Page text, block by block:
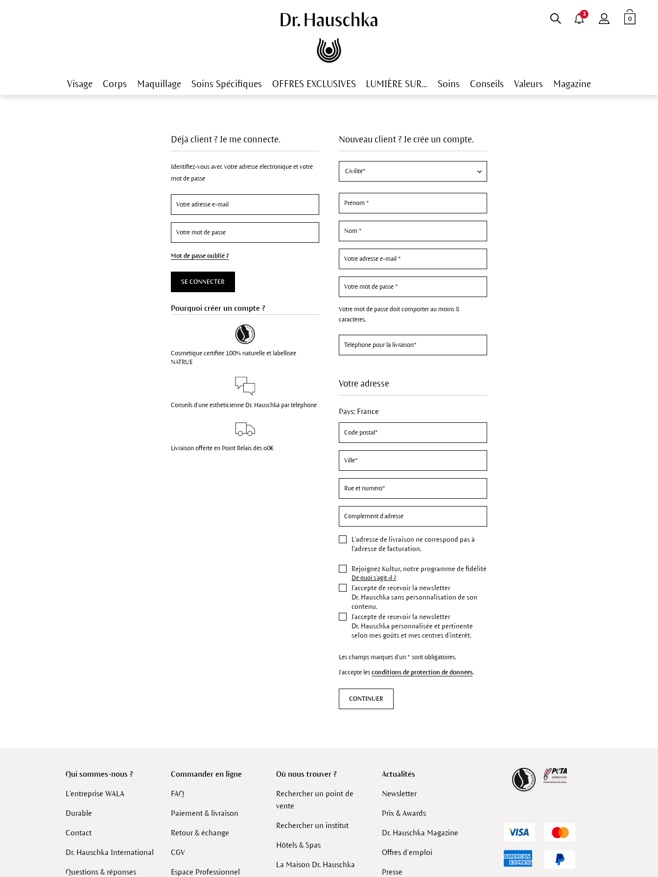
0
3
Visage Corps Maquillage Soins Spécifiques OFFRES EXCLUSIVES LUMIÈRE SUR... Soins Conseils Valeurs Magazine
Nouveau client ? Je crée un compte.
Votre mot de passe doit comporter au moins 8
caractères.
Votre adresse
Pays: France
L'adresse de livraison ne correspond pas à
l'adresse de facturation.
Rejoignez Kultur, notre programme de fidélité
De quoi s'agit-il ?
J’accepte de recevoir la newsletter
Dr. Hauschka sans personnalisation de son
contenu.
J’accepte de recevoir la newsletter
Dr. Hauschka personnalisée et pertinente
selon mes goûts et mes centres d’intérêt.
Les champs marqués d'un * sont obligatoires.
J'accepte les conditions de protection de données.
CONTINUER
Déjà client ? Je me connecte.
Identifiez-vous avec votre adresse électronique et votre
mot de passe
Mot de passe oublié ?
SE CONNECTER
Pourquoi créer un compte ?
Cosmétique certifiée 100% naturelle et labellisée
NATRUE
Conseils d'une esthéticienne Dr. Hauschka par téléphone
Livraison offerte en Point Relais dès 60€
Qui sommes-nous ?
L'entreprise WALA
Durable
Contact
Dr. Hauschka International
Questions & réponses
Commander en ligne
FAQ
Paiement & livraison
Retour & échange
CGV
Espace Professionnel
Où nous trouver ?
Rechercher un point de
vente
Rechercher un institut
Hôtels & Spas
La Maison Dr. Hauschka
Actualités
Newsletter
Prix & Awards
Dr. Hauschka Magazine
Offres d’emploi
Presse